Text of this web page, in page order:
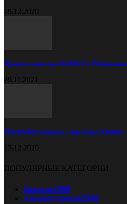
19.12.2020
Прицеп самосвал КАМАЗ в
29.11.2021
Chevrolet обновил спорткар Camaro
13.12.2020
ПОПУЛЯРНЫЕ КАТЕГОРИИ
Новости5068
Автомастерская2343